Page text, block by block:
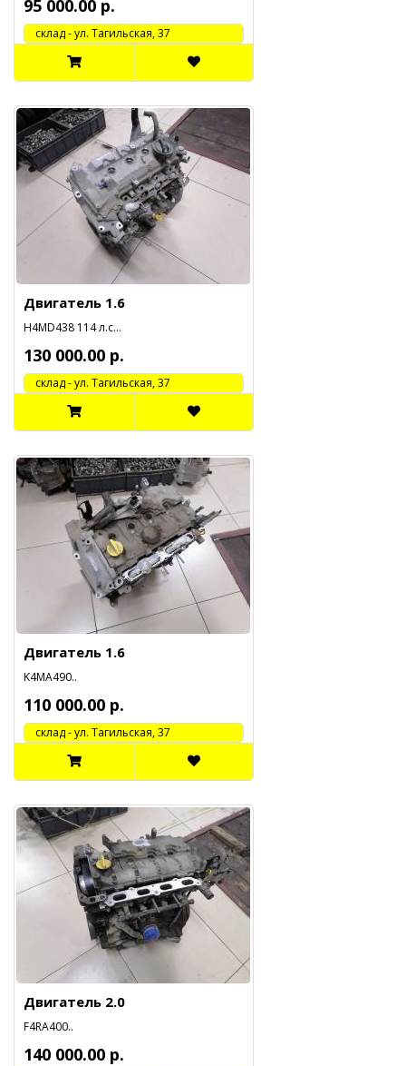
95 000.00 р.
cклад - ул. Тагильская, 37
Двигатель 1.6
H4MD438 114 л.с...
130 000.00 р.
cклад - ул. Тагильская, 37
Двигатель 1.6
K4MA490..
110 000.00 р.
cклад - ул. Тагильская, 37
Двигатель 2.0
F4RA400..
140 000.00 р.